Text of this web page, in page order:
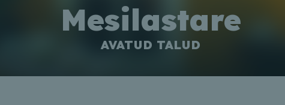
Mesilastare
AVATUD TALUD